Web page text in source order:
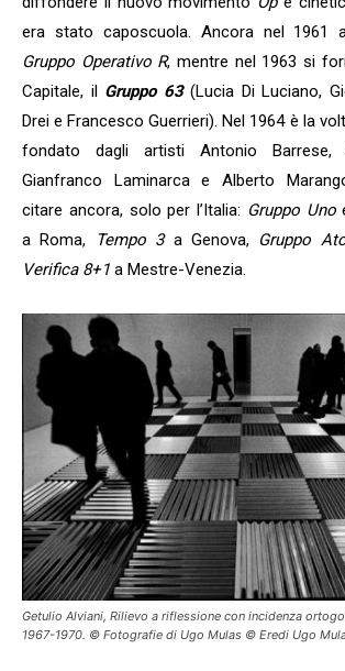
era stato caposcuola. Ancora nel 1961
Gruppo Operativo R, mentre nel 1963 si
Capitale, il Gruppo 63(Lucia Di Luciano,
Drei e Francesco Guerrieri). Nel 1964 è la
fondato dagli artisti Antonio Barrese,
Gianfranco Laminarca e Alberto
citare ancora, solo per l’Italia: Gruppo Uno
a Roma,
Tempo 3a Genova, Gruppo
Verifica 8+1 a Mestre-Venezia.
Getulio Alviani, Rilievo a riflessione con incidenza
1967-1970. © Fotografie di Ugo Mulas © Eredi Ugo